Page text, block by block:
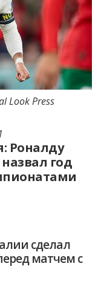
Роналду
год
сделал
матчем с
Look Press